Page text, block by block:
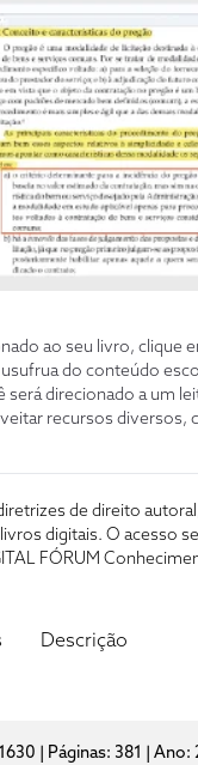
ao seu livro, clique
do conteúdo
será direcionado a um
recursos diversos,
de direito
digitais. O acesso
FÓRUM
Descrição
| Páginas: 381 | Ano: